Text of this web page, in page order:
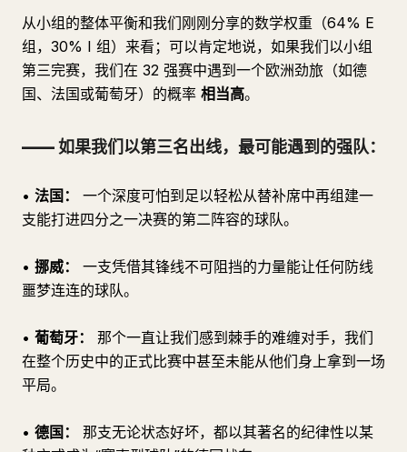
从小组的整体平衡和我们刚刚分享的数学权重（64% E
组，30% I 组）来看；可以肯定地说，如果我们以小组
第三完赛，我们在 32 强赛中遇到一个欧洲劲旅（如德
国、法国或葡萄牙）的概率 相当高。
—— 如果我们以第三名出线，最可能遇到的强队：
• 法国：
一个深度可怕到足以轻松从替补席中再组建一
支能打进四分之一决赛的第二阵容的球队。
• 挪威：
一支凭借其锋线不可阻挡的力量能让任何防线
噩梦连连的球队。
• 葡萄牙：
那个一直让我们感到棘手的难缠对手，我们
在整个历史中的正式比赛中甚至未能从他们身上拿到一场
平局。
• 德国：
那支无论状态好坏，都以其著名的纪律性以某